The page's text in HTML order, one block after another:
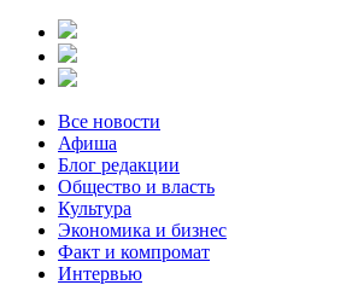
Все новости
Афиша
Блог редакции
Общество и власть
Культура
Экономика и бизнес
Факт и компромат
Интервью